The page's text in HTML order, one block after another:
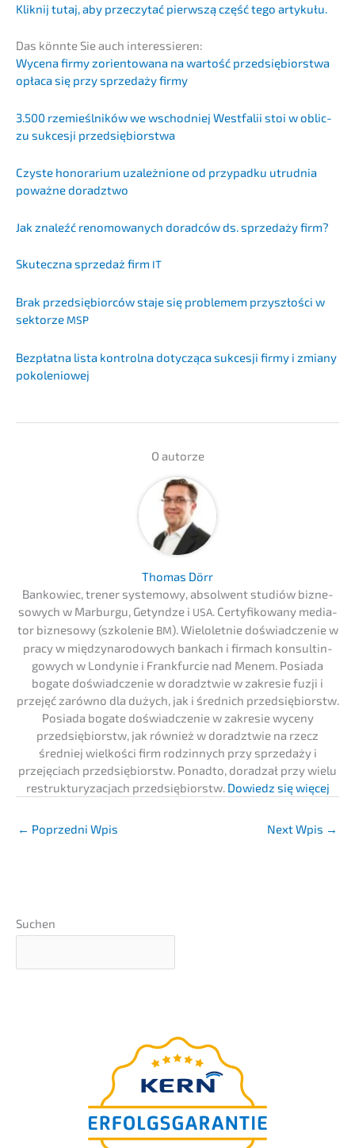
Kliknij tutaj, aby przec­zy­tać pierw­s­zą część tego artykułu.
Das könnte Sie auch interessieren:
Wycena firmy zorien­to­wa­na na wartość przedsię­bi­orst­wa
opłaca się przy sprze­daży firmy
3.500 rzemieśl­ni­ków we wschod­niej Westfa­lii stoi w oblic­
zu sukces­ji przedsiębiorstwa
Czyste honora­ri­um uzależ­nio­ne od przypad­ku utrud­nia
poważ­ne doradztwo
Jak znaleźć renomo­wanych dorad­ców ds. sprze­daży firm?
Skutecz­na sprze­daż firm IT
Brak przedsię­bi­or­ców staje się proble­mem przyszłości w
sektor­ze MSP
Bezpłat­na lista kontrol­na dotyc­zą­ca sukces­ji firmy i zmiany
pokoleniowej
O autor­ze
Thomas Dörr
Bankowiec, trener syste­mo­wy, absol­went studiów bizne­
so­wych w Marbur­gu, Getynd­ze i USA. Certy­fi­kowa­ny media­
tor bizne­so­wy (szkole­nie BM). Wielo­let­nie doświad­c­ze­nie w
pracy w między­n­a­ro­do­wych bankach i firmach konsul­tin­
gowych w Londy­nie i Frank­fur­cie nad Menem. Posia­da
bogate doświad­c­ze­nie w doradzt­wie w zakre­sie fuzji i
przejęć zarów­no dla dużych, jak i średnich przedsię­bi­orstw.
Posia­da bogate doświad­c­ze­nie w zakre­sie wyceny
przedsię­bi­orstw, jak również w doradzt­wie na rzecz
średniej wielkości firm rodzin­nych przy sprze­daży i
przejęciach przedsię­bi­orstw. Ponadto, dorad­zał przy wielu
restruk­tu­ry­zac­jach przedsię­bi­orstw. Dowiedz się więcej
← Poprzedni Wpis Next Wpis →
Suchen
webinar
von Ingo Claus
Die 7 teuers­ten Fehler bei